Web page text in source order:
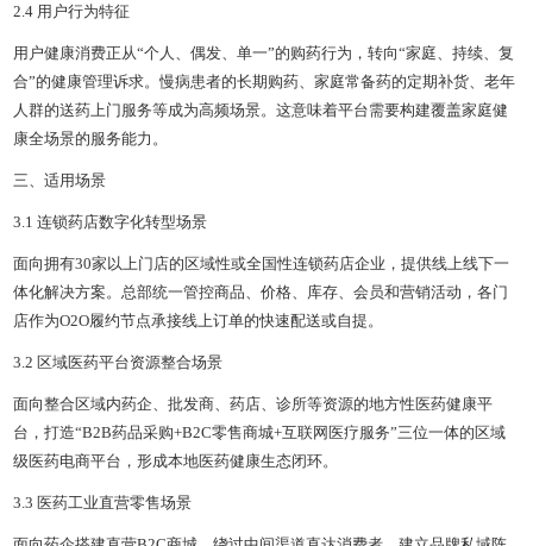
2.4 用户行为特征
用户健康消费正从“个人、偶发、单一”的购药行为，转向“家庭、持续、复
合”的健康管理诉求。慢病患者的长期购药、家庭常备药的定期补货、老年
人群的送药上门服务等成为高频场景。这意味着平台需要构建覆盖家庭健
康全场景的服务能力。
三、适用场景
3.1 连锁药店数字化转型场景
面向拥有30家以上门店的区域性或全国性连锁药店企业，提供线上线下一
体化解决方案。总部统一管控商品、价格、库存、会员和营销活动，各门
店作为O2O履约节点承接线上订单的快速配送或自提。
3.2 区域医药平台资源整合场景
面向整合区域内药企、批发商、药店、诊所等资源的地方性医药健康平
台，打造“B2B药品采购+B2C零售商城+互联网医疗服务”三位一体的区域
级医药电商平台，形成本地医药健康生态闭环。
3.3 医药工业直营零售场景